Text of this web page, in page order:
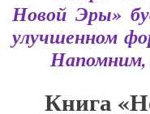
Новой Эры»
улучшенном
Напомним,
Книга